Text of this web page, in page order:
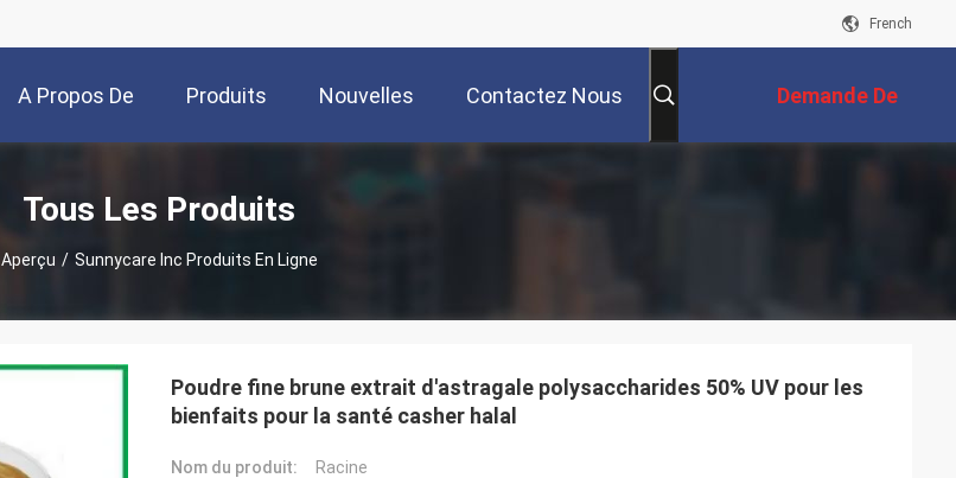
French
A Propos De
Nous
Produits Nouvelles Contactez Nous Demande De
Soumission
Tous Les Produits
Aperçu / Sunnycare Inc Produits En Ligne
Poudre fine brune extrait d'astragale polysaccharides 50% UV pour les
bienfaits pour la santé casher halal
Nom du produit:
Racine